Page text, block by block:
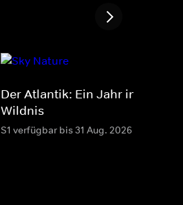
Der Atlantik: Ein Jahr in der
Wildnis
S1 verfügbar bis 31 Aug. 2026